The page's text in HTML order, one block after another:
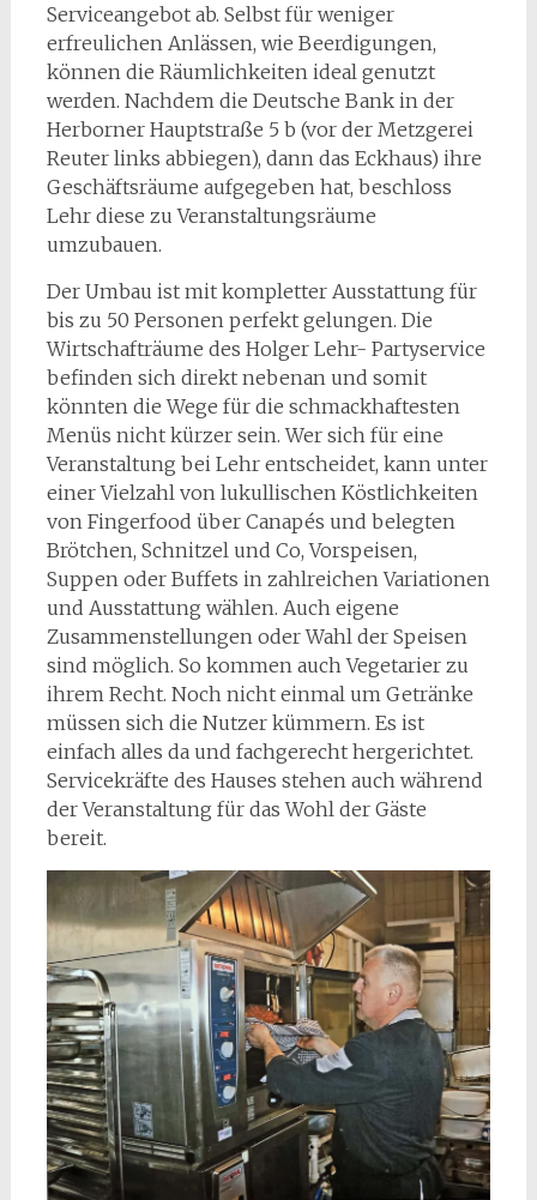
Serviceangebot ab. Selbst für weniger
erfreulichen Anlässen, wie Beerdigungen,
können die Räumlichkeiten ideal genutzt
werden. Nachdem die Deutsche Bank in der
Herborner Hauptstraße 5 b (vor der Metzgerei
Reuter links abbiegen), dann das Eckhaus) ihre
Geschäftsräume aufgegeben hat, beschloss
Lehr diese zu Veranstaltungsräume
umzubauen.
Der Umbau ist mit kompletter Ausstattung für
bis zu 50 Personen perfekt gelungen. Die
Wirtschafträume des Holger Lehr- Partyservice
befinden sich direkt nebenan und somit
könnten die Wege für die schmackhaftesten
Menüs nicht kürzer sein. Wer sich für eine
Veranstaltung bei Lehr entscheidet, kann unter
einer Vielzahl von lukullischen Köstlichkeiten
von Fingerfood über Canapés und belegten
Brötchen, Schnitzel und Co, Vorspeisen,
Suppen oder Buffets in zahlreichen Variationen
und Ausstattung wählen. Auch eigene
Zusammenstellungen oder Wahl der Speisen
sind möglich. So kommen auch Vegetarier zu
ihrem Recht. Noch nicht einmal um Getränke
müssen sich die Nutzer kümmern. Es ist
einfach alles da und fachgerecht hergerichtet.
Servicekräfte des Hauses stehen auch während
der Veranstaltung für das Wohl der Gäste
bereit.